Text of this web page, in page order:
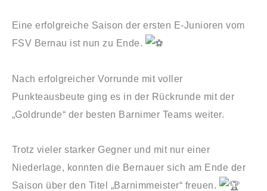
Eine erfolgreiche Saison der ersten E-Junioren vom
FSV Bernau ist nun zu Ende.
Nach erfolgreicher Vorrunde mit voller
Punkteausbeute ging es in der Rückrunde mit der
„Goldrunde“ der besten Barnimer Teams weiter.
Trotz vieler starker Gegner und mit nur einer
Niederlage, konnten die Bernauer sich am Ende der
Saison über den Titel „Barnimmeister“ freuen.